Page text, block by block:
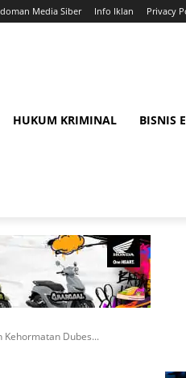
Media Siber Info Iklan Privacy
HUKUM KRIMINAL BISNIS
Kehormatan Dubes...